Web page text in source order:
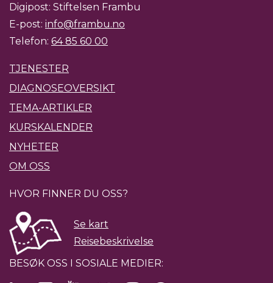
Digipost: Stiftelsen Frambu
E-post: info@frambu.no
Telefon: 64 85 60 00
TJENESTER
DIAGNOSEOVERSIKT
TEMA-ARTIKLER
KURSKALENDER
NYHETER
OM OSS
HVOR FINNER DU OSS?
Se kart
Reisebeskrivelse
BESØK OSS I SOSIALE MEDIER: